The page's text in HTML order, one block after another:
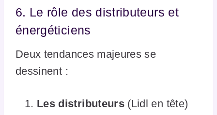
6. Le rôle des distributeurs et
énergéticiens
Deux tendances majeures se
dessinent :
Les distributeurs(Lidl en tête)